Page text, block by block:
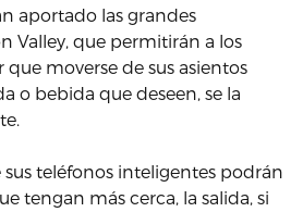
aportado las grandes
Valley, que permitirán a los
moverse de sus asientos
o bebida que deseen, se la
sus teléfonos inteligentes podrán
tengan más cerca, la salida, si